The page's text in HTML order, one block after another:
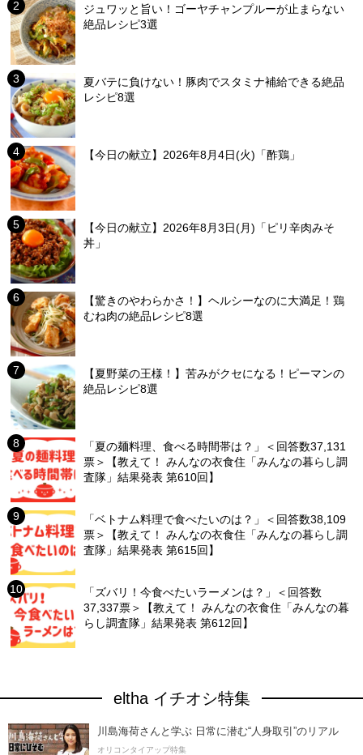
ジュワッと旨い！ゴーヤチャンプルーが止まらない
絶品レシピ3選
夏バテに負けない！豚肉でスタミナ補給できる絶品
レシピ8選
【今日の献立】2026年8月4日(火)「酢鶏」
【今日の献立】2026年8月3日(月)「ピリ辛肉みそ
丼」
【驚きのやわらかさ！】ヘルシーなのに大満足！鶏
むね肉の絶品レシピ8選
【夏野菜の王様！】苦みがクセになる！ピーマンの
絶品レシピ8選
「夏の麺料理、食べる時間帯は？」＜回答数37,131
票＞【教えて！ みんなの衣食住「みんなの暮らし調
査隊」結果発表 第610回】
「ベトナム料理で食べたいのは？」＜回答数38,109
票＞【教えて！ みんなの衣食住「みんなの暮らし調
査隊」結果発表 第615回】
「ズバリ！今食べたいラーメンは？」＜回答数
37,337票＞【教えて！ みんなの衣食住「みんなの暮
らし調査隊」結果発表 第612回】
eltha イチオシ特集
川島海荷さんと学ぶ 日常に潜む“人身取引”のリアル
オリコンタイアップ特集